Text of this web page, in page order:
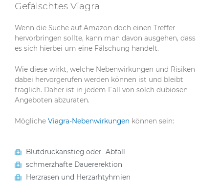
Gefälschtes Viagra
Wenn die Suche auf Amazon doch einen Treffer
hervorbringen sollte, kann man davon ausgehen, dass
es sich hierbei um eine Fälschung handelt.
Wie diese wirkt, welche Nebenwirkungen und Risiken
dabei hervorgerufen werden können ist und bleibt
fraglich. Daher ist in jedem Fall von solch dubiosen
Angeboten abzuraten.
Mögliche Viagra-Nebenwirkungen können sein:
Blutdruckanstieg oder -Abfall
schmerzhafte Dauererektion
Herzrasen und Herzarhtyhmien